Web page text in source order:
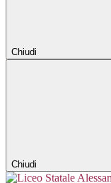
Chiudi
Chiudi